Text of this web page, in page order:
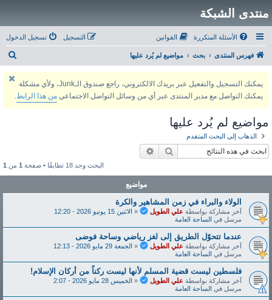
منتدى الشبكة
الأسئلة المتكررة القوانين تسجيل الدخول التسجيل
فهرس المنتدى بحث مواضيع لم يُرد عليها
يمكنك التسجيل والتفعيل عبر بريدك الالكتروني، راجع صندوق الـJunk، ولأي مشكلة
يمكنك التواصل مع مدير المنتدى عبر أي من وسائل التواصل الاجتماعي من هذا الرابط.
مواضيع لم يُرد عليها
الذهاب إلى البحث المتقدم
بحث
البحث وجد 18 تطابقًا • صفحة 1 من 1
مواضيع
الولاء والبراء في زمن المشاهير والكرة
آخر مشاركة بواسطة علي الطويل « الاثنين 15 يونيو 2026 - 12:20
مرسل في الساحة العامة
عندما تتحوّل الطريق إلى لغز رياضي وساحة فوضى
آخر مشاركة بواسطة علي الطويل « الجمعة 29 مايو 2026 - 12:13
مرسل في الساحة العامة
فلسطين ليست قضية المسلم لأنها ليست ركناً من أركان الإسلام!
آخر مشاركة بواسطة علي الطويل « الخميس 28 مايو 2026 - 2:07
مرسل في الساحة العامة